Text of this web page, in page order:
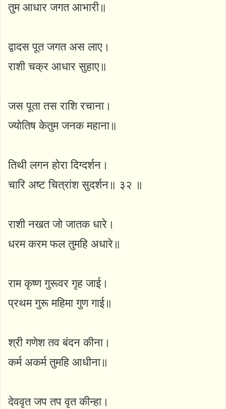
तुम आधार जगत आभारी॥
द्वादस पूत जगत अस लाए।
राशी चक्र आधार सुहाए॥
जस पूता तस राशि रचाना।
ज्योतिष केतुम जनक महाना॥
तिथी लगन होरा दिग्दर्शन।
चारि अष्ट चित्रांश सुदर्शन॥ ३२ ॥
राशी नखत जो जातक धारे।
धरम करम फल तुमहि अधारे॥
राम कृष्ण गुरूवर गृह जाई।
प्रथम गुरू महिमा गुण गाई॥
श्री गणेश तव बंदन कीना।
कर्म अकर्म तुमहि आधीना॥
देववृत जप तप वृत कीन्हा।